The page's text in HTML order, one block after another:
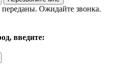
Ожидайте звонка.
введите: